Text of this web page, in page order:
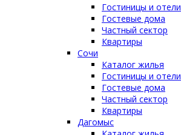
Гостиницы и отели
Гостевые дома
Частный сектор
Квартиры
Сочи
Каталог жилья
Гостиницы и отели
Гостевые дома
Частный сектор
Квартиры
Дагомыс